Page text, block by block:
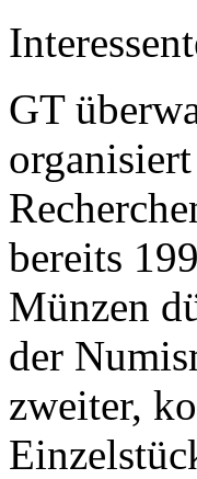
GT
bereits
Münzen
der
zweiter,